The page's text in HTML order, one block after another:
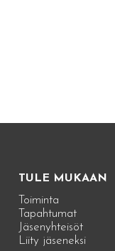
TULE MUKAAN
Toiminta
Tapahtumat
Jäsenyhteisöt
Liity jäseneksi